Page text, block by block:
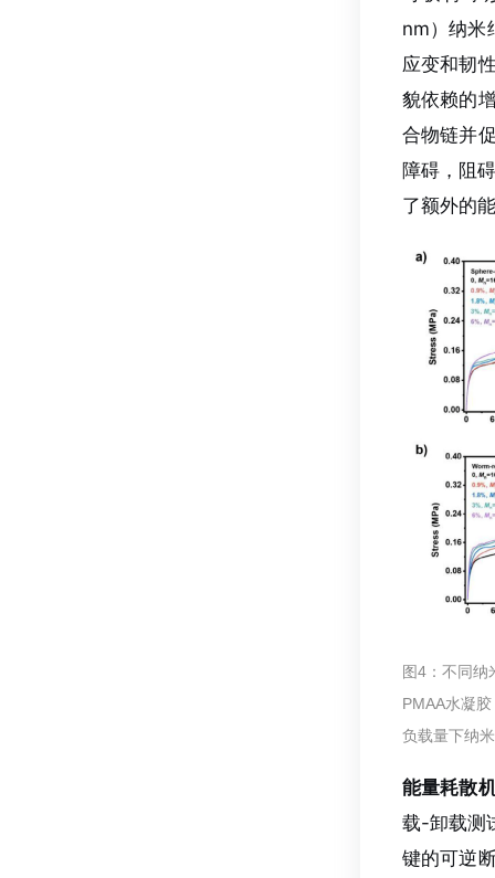
nm）纳米
应变和韧
貌依赖的
合物链并
障碍，阻
了额外的
图4：不同纳
PMAA水凝
负载量下纳
能量耗散
载-卸载测
键的可逆